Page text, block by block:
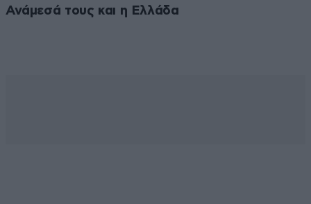
Ανάμεσά τους και η Ελλάδα